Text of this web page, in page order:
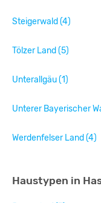
Steigerwald (4)
Tölzer Land (5)
Unterallgäu (1)
Unterer Bayerischer
Werdenfelser Land (4)
Haustypen in